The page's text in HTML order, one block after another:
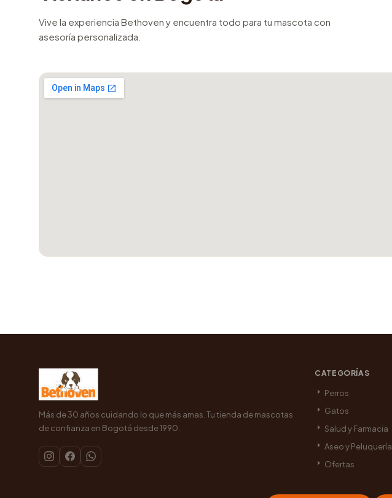
Vive la experiencia Bethoven y encuentra todo para tu mascota con
asesoría personalizada.
Más de 30 años cuidando lo que más amas. Tu tienda de mascotas
de confianza en Bogotá desde 1990.
CATEGORÍAS
Perros
Gatos
Salud y Farmacia
Aseo y Peluquería
Ofertas